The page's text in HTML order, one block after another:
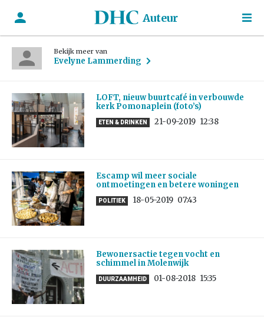
Auteur
Bekijk meer van
Evelyne Lammerding
LOFT, nieuw buurtcafé in verbouwde
kerk Pomonaplein (foto’s)
ETEN & DRINKEN 21-09-2019 12:38
Escamp wil meer sociale
ontmoetingen en betere woningen
POLITIEK 18-05-2019 07:43
Bewonersactie tegen vocht en
schimmel in Molenwijk
DUURZAAMHEID 01-08-2018 15:35